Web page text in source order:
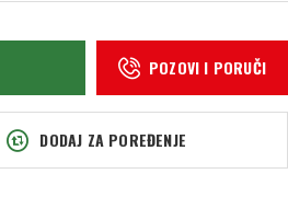
POZOVI I PORUČI
DODAJ ZA POREĐENJE